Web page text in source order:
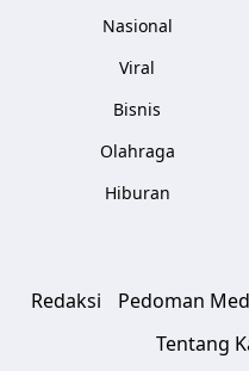
Nasional
Viral
Bisnis
Olahraga
Hiburan
Redaksi Pedoman
Tentang